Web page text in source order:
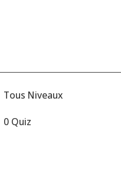
Tous Niveaux
0 Quiz